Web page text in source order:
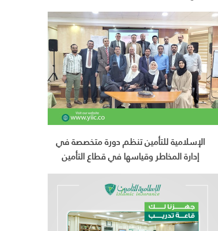
الإسلامية للتأمين تنظم دورة متخصصة في
إدارة المخاطر وقياسها في قطاع التأمين